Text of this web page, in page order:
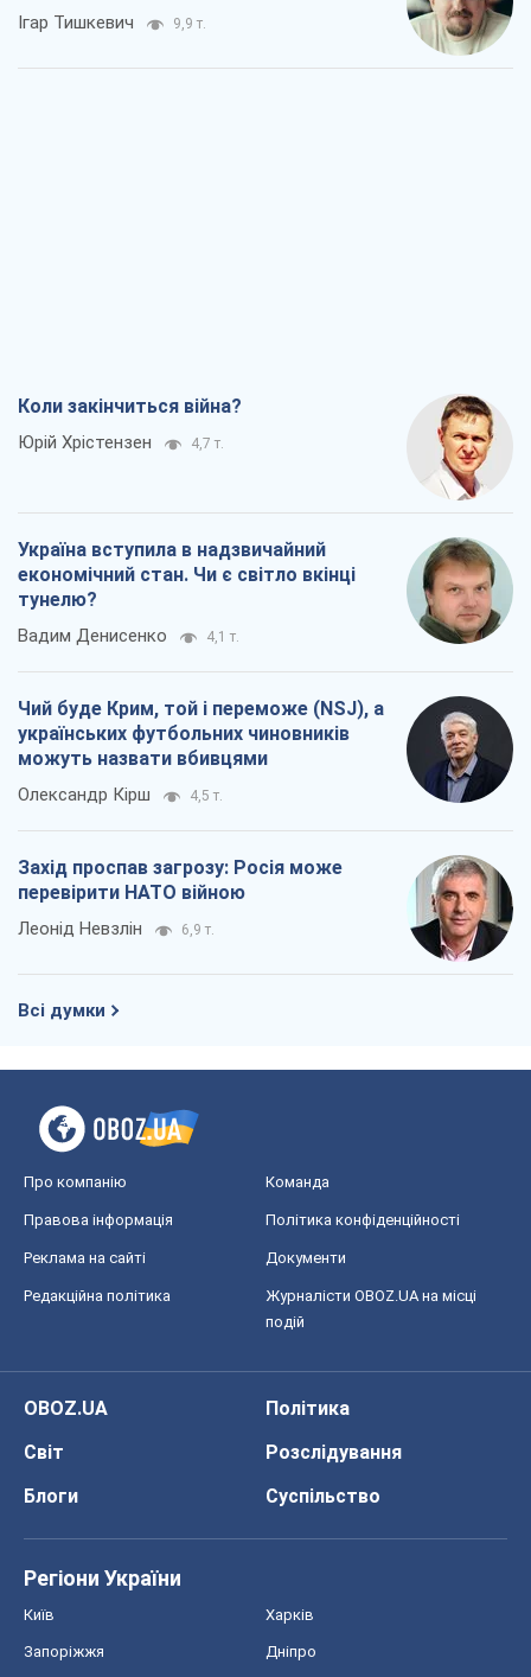
Ігар Тишкевич 9,9 т.
Коли закінчиться війна?
Юрій Хрістензен 4,7 т.
Україна вступила в надзвичайний
економічний стан. Чи є світло вкінці
тунелю?
Вадим Денисенко 4,1 т.
Чий буде Крим, той і переможе (NSJ), а
українських футбольних чиновників
можуть назвати вбивцями
Олександр Кірш 4,5 т.
Захід проспав загрозу: Росія може
перевірити НАТО війною
Леонід Невзлін 6,9 т.
Всі думки
Про компанію Команда
Правова інформація Політика конфіденційності
Реклама на сайті Документи
Редакційна політика
Журналісти OBOZ.UA на місці
подій
OBOZ.UA
Політика
Світ
Розслідування
Блоги
Суспільство
Регіони України
Київ Харків
Запоріжжя Дніпро